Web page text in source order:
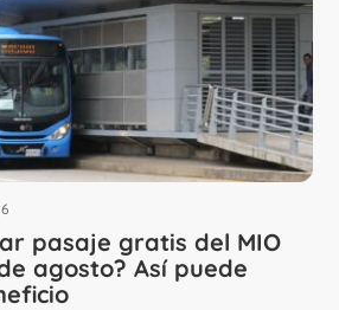
pasaje gratis del MIO
agosto? Así puede